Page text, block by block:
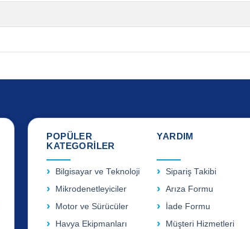
POPÜLER
KATEGORİLER
Bilgisayar ve Teknoloji
Mikrodenetleyiciler
Motor ve Sürücüler
Havya Ekipmanları
YARDIM
Sipariş Takibi
Arıza Formu
İade Formu
Müşteri Hizmetleri